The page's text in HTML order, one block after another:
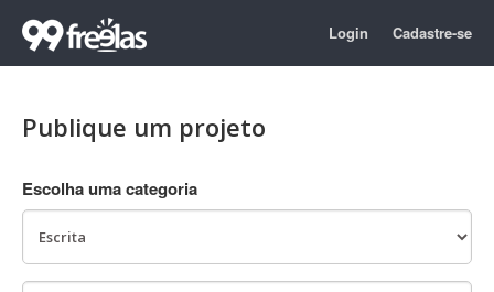
Login Cadastre-se
Publique um projeto
Escolha uma categoria